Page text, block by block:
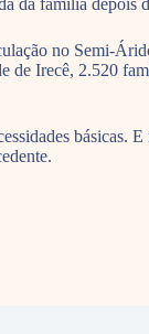
família
no Semi-
Irecê, 2.520